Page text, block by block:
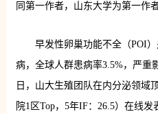
同第一作者，山东大学为第一作
早发性卵巢功能不全（POI
病，全球人群患病率3.5%，严重
日，山大生殖团队在内分泌领域
院1区Top，5年IF：26.5）在线发